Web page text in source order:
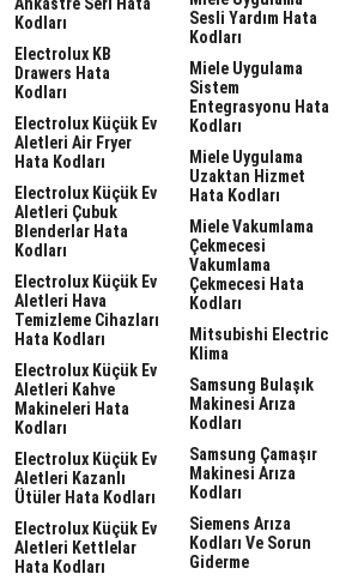
Kodları
Electrolux KB
Drawers Hata
Kodları
Electrolux Küçük Ev
Aletleri Air Fryer
Hata Kodları
Electrolux Küçük Ev
Aletleri Çubuk
Blenderlar Hata
Kodları
Electrolux Küçük Ev
Aletleri Hava
Temizleme Cihazları
Hata Kodları
Electrolux Küçük Ev
Aletleri Kahve
Makineleri Hata
Kodları
Electrolux Küçük Ev
Aletleri Kazanlı
Ütüler Hata Kodları
Electrolux Küçük Ev
Aletleri Kettlelar
Hata Kodları
Sesli Yardım Hata
Kodları
Miele Uygulama
Sistem
Entegrasyonu Hata
Kodları
Miele Uygulama
Uzaktan Hizmet
Hata Kodları
Miele Vakumlama
Çekmecesi
Vakumlama
Çekmecesi Hata
Kodları
Mitsubishi Electric
Klima
Samsung Bulaşık
Makinesi Arıza
Kodları
Samsung Çamaşır
Makinesi Arıza
Kodları
Siemens Arıza
Kodları Ve Sorun
Giderme